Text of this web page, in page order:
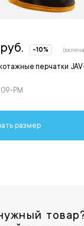
перчатки
PM
-10%
размер